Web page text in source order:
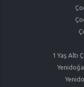
1 Yaş Altı